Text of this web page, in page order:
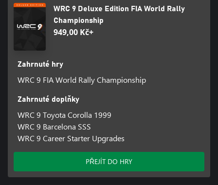
WRC 9 Deluxe Edition FIA World Rally
Championship
949,00 Kč+
Zahrnuté hry
WRC 9 FIA World Rally Championship
Zahrnuté doplňky
WRC 9 Toyota Corolla 1999
WRC 9 Barcelona SSS
WRC 9 Career Starter Upgrades
PŘEJÍT DO HRY